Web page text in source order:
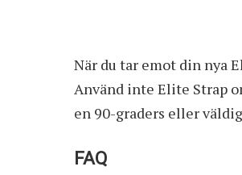
När du tar emot din nya
Använd inte Elite Strap
en 90-graders eller
FAQ